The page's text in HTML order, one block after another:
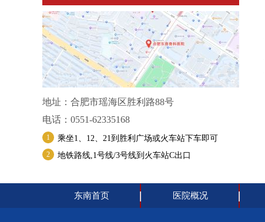
地址：合肥市瑶海区胜利路88号
电话：0551-62335168
1 乘坐1、12、21到胜利广场或火车站下车即可
2 地铁路线,1号线/3号线到火车站C出口
东南首页 医院概况